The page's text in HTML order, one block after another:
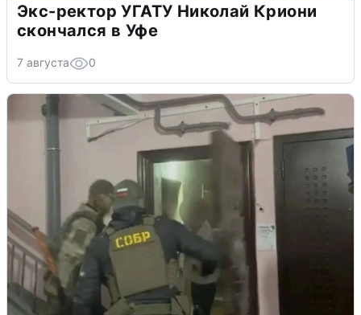
Экс-ректор УГАТУ Николай Криони
скончался в Уфе
7 августа 0